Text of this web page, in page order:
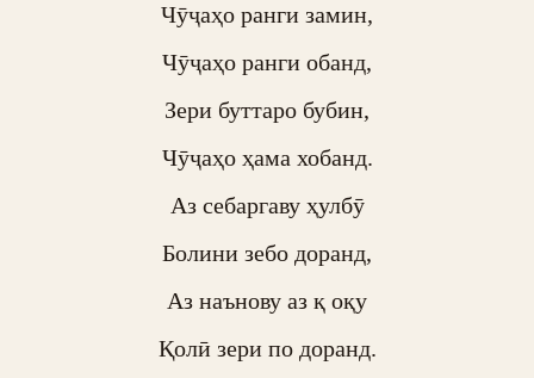
Чӯҷаҳо ранги замин,
Чӯҷаҳо ранги обанд,
Зери буттаро бубин,
Чӯҷаҳо ҳама хобанд.
Аз себаргаву ҳулбӯ
Болини зебо доранд,
Аз наънову аз қ оқу
Қолӣ зери по доранд.